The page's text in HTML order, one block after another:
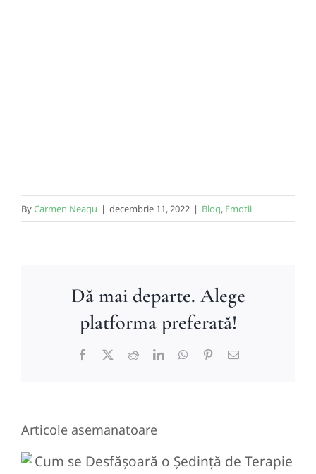
ByCarmen Neagu | decembrie 11, 2022 | Blog, Emotii
Dă mai departe. Alege
platforma preferată!
Facebook RedditLinkedInWhatsApp
Pinterest
E-
Articole asemanatoare
Cum se Desfășoară o Ședință